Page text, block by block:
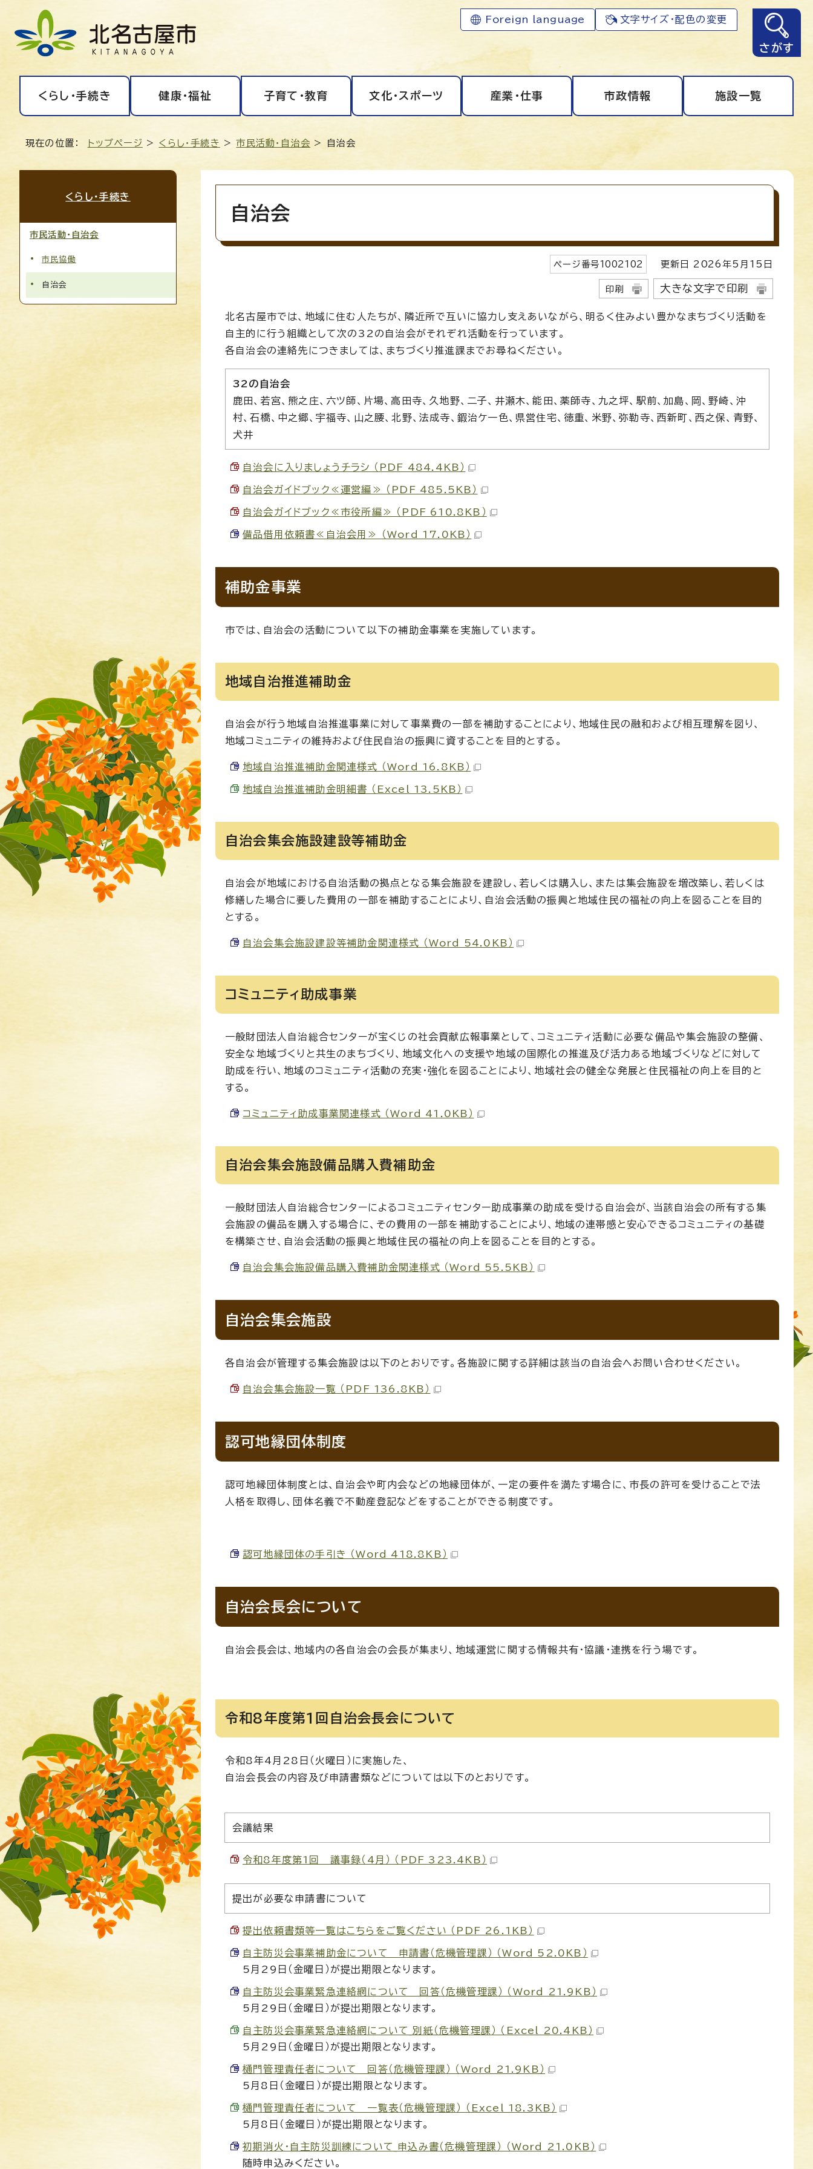
Foreign language 文字サイズ・配色の変更
さがす
くらし・手続き 健康・福祉 子育て・教育 文化・スポーツ 産業・仕事 市政情報 施設一覧
現在の位置： トップページ > くらし・手続き >市民活動・自治会 > 自治会
自治会
ページ番号1002102 更新日 2026 年5月 15 日
印刷 大きな文字で印刷
北名古屋市では、地域に住む人たちが、隣近所で互いに協力し支えあいながら、明るく住みよい豊かなまちづくり活動を
自主的に行う組織として次の32の自治会がそれぞれ活動を行っています。
各自治会の連絡先につきましては、まちづくり推進課までお尋ねください。
32の自治会
鹿田、若宮、熊之庄、六ツ師、片場、高田寺、久地野、二子、井瀬木、能田、薬師寺、九之坪、駅前、加島、岡、野崎、沖
村、石橋、中之郷、宇福寺、山之腰、北野、法成寺、鍜治ケ一色、県営住宅、徳重、米野、弥勒寺、西新町、西之保、青野、
犬井
自治会に入りましょうチラシ （PDF 484.4KB）
自治会ガイドブック≪運営編≫ （PDF 485.5KB）
自治会ガイドブック≪市役所編≫ （PDF 610.8KB）
備品借用依頼書≪自治会用≫ （Word 17.0KB）
補助金事業
市では、自治会の活動について以下の補助金事業を実施しています。
地域自治推進補助金
自治会が行う地域自治推進事業に対して事業費の一部を補助することにより、地域住民の融和および相互理解を図り、
地域コミュニティの維持および住民自治の振興に資することを目的とする。
地域自治推進補助金関連様式 （Word 16.8KB）
地域自治推進補助金明細書 （Excel 13.5KB）
自治会集会施設建設等補助金
自治会が地域における自治活動の拠点となる集会施設を建設し、若しくは購入し、または集会施設を増改築し、若しくは
修繕した場合に要した費用の一部を補助することにより、自治会活動の振興と地域住民の福祉の向上を図ることを目的
とする。
自治会集会施設建設等補助金関連様式 （Word 54.0KB）
コミュニティ助成事業
一般財団法人自治総合センターが宝くじの社会貢献広報事業として、コミュニティ活動に必要な備品や集会施設の整備、
安全な地域づくりと共生のまちづくり、地域文化への支援や地域の国際化の推進及び活力ある地域づくりなどに対して
助成を行い、地域のコミュニティ活動の充実・強化を図ることにより、地域社会の健全な発展と住民福祉の向上を目的と
する。
コミュニティ助成事業関連様式 （Word 41.0KB）
自治会集会施設備品購入費補助金
一般財団法人自治総合センターによるコミュニティセンター助成事業の助成を受ける自治会が、当該自治会の所有する集
会施設の備品を購入する場合に、その費用の一部を補助することにより、地域の連帯感と安心できるコミュニティの基礎
を構築させ、自治会活動の振興と地域住民の福祉の向上を図ることを目的とする。
自治会集会施設備品購入費補助金関連様式 （Word 55.5KB）
自治会集会施設
各自治会が管理する集会施設は以下のとおりです。各施設に関する詳細は該当の自治会へお問い合わせください。
自治会集会施設一覧 （PDF 136.8KB）
認可地縁団体制度
認可地縁団体制度とは、自治会や町内会などの地縁団体が、一定の要件を満たす場合に、市長の許可を受けることで法
人格を取得し、団体名義で不動産登記などをすることができる制度です。
認可地縁団体の手引き （Word 418.8KB）
自治会長会について
自治会長会は、地域内の各自治会の会長が集まり、地域運営に関する情報共有・協議・連携を行う場です。
令和8年度第1回自治会長会について
令和8年4月28日（火曜日）に実施した、
自治会長会の内容及び申請書類などについては以下のとおりです。
会議結果
令和8年度第1回 議事録（4月） （PDF 323.4KB）
提出が必要な申請書について
提出依頼書類等一覧はこちらをご覧ください （PDF 26.1KB）
自主防災会事業補助金について＿申請書（危機管理課） （Word 52.0KB）
5月29日（金曜日）が提出期限となります。
自主防災会事業緊急連絡網について＿回答（危機管理課） （Word 21.9KB）
5月29日（金曜日）が提出期限となります。
自主防災会事業緊急連絡網について_別紙（危機管理課） （Excel 20.4KB）
5月29日（金曜日）が提出期限となります。
樋門管理責任者について＿回答（危機管理課） （Word 21.9KB）
5月8日（金曜日）が提出期限となります。
樋門管理責任者について＿一覧表（危機管理課） （Excel 18.3KB）
5月8日（金曜日）が提出期限となります。
初期消火・自主防災訓練について_申込み書（危機管理課） （Word 21.0KB）
随時申込みください。
くらし・手続き
市民活動・自治会
市民協働
自治会